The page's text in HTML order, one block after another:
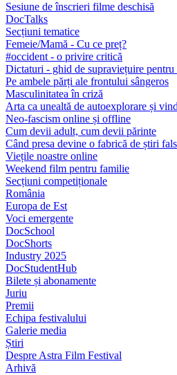
Sesiune de înscrieri filme deschisă
DocTalks
Secțiuni tematice
Femeie/Mamă - Cu ce preț?
#occident - o privire critică
Dictaturi - ghid de supraviețuire
Pe ambele părți ale frontului sângeros
Masculinitatea în criză
Arta ca unealtă de autoexplorare și
Neo-fascism online și offline
Cum devii adult, cum devii părinte
Când presa devine o fabrică de știri
Viețile noastre online
Weekend film pentru familie
Secțiuni competiționale
România
Europa de Est
Voci emergente
DocSchool
DocShorts
Industry 2025
DocStudentHub
Bilete și abonamente
Juriu
Premii
Echipa festivalului
Galerie media
Știri
Despre Astra Film Festival
Arhivă